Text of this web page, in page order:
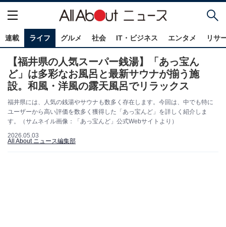
連載 ライフ グルメ 社会 IT・ビジネス エンタメ リサ
【福井県の人気スーパー銭湯】「あっ宝ん
ど」は多彩なお風呂と最新サウナが揃う施
設。和風・洋風の露天風呂でリラックス
福井県には、人気の銭湯やサウナも数多く存在します。今回は、中でも特に
ユーザーから高い評価を数多く獲得した「あっ宝んど」を詳しく紹介しま
す。（サムネイル画像：「あっ宝んど」公式Webサイトより）
2026.05.03
All About ニュース編集部